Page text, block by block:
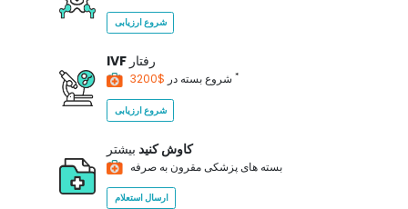
شروع ارزیابی
IVF رفتار
شروع بسته در *
شروع ارزیابی
کاوش کنید بیشتر
بسته های پزشکی مقرون به صرفه
ارسال استعلام